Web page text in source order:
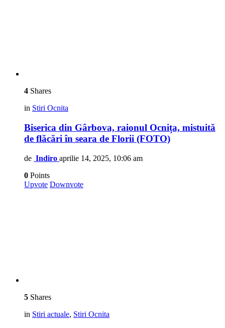
4 Shares
in Stiri Ocnita
Biserica din Gârbova, raionul Ocnița, mistuită
de flăcări în seara de Florii (FOTO)
de Indiro aprilie 14, 2025, 10:06 am
0 Points
Upvote Downvote
5 Shares
in Stiri actuale, Stiri Ocnita